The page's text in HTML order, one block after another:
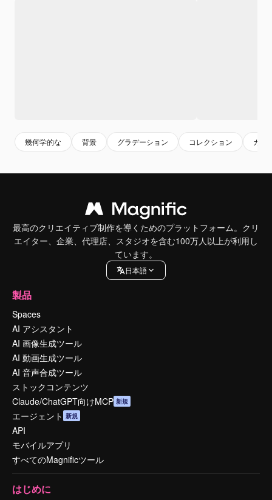
幾何学的な 背景 グラデーション コレクション カラ
最高のクリエイティブ制作を導くためのプラットフォーム。クリ
エイター、企業、代理店、スタジオを含む100万人以上が利用し
ています。
日本語
製品
Spaces
AI アシスタント
AI 画像生成ツール
AI 動画生成ツール
AI 音声合成ツール
ストックコンテンツ
Claude/ChatGPT向けMCP 新規
エージェント 新規
API
モバイルアプリ
すべてのMagnificツール
はじめに